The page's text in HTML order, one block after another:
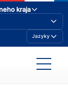
kraja
Jazyky